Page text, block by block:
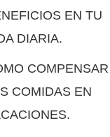
EN TU
DIARIA.
COMPENSAR
COMIDAS EN